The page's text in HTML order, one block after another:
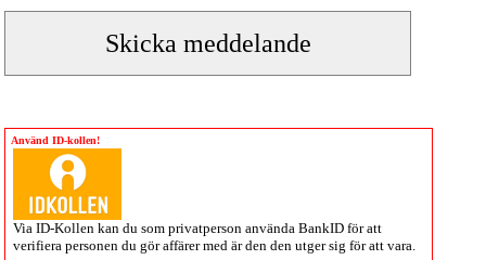
Använd ID-kollen!
Via ID-Kollen kan du som privatperson använda BankID för att
verifiera personen du gör affärer med är den den utger sig för att vara.